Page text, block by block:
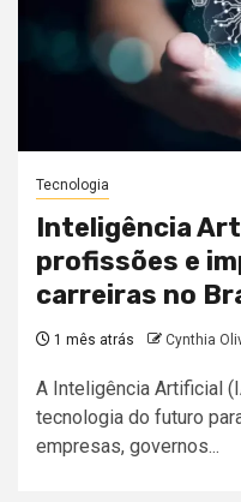
Tecnologia
Inteligência
profissões e
carreiras no
1 mês atrás Cynthia
A Inteligência Artificial
tecnologia do futuro
empresas, governos...